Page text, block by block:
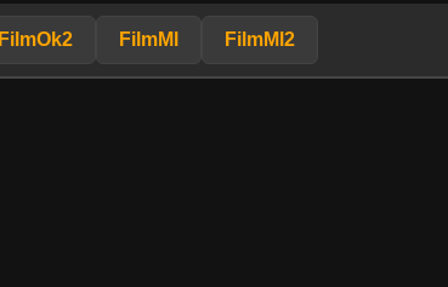
FilmOk2 FilmMl FilmMl2